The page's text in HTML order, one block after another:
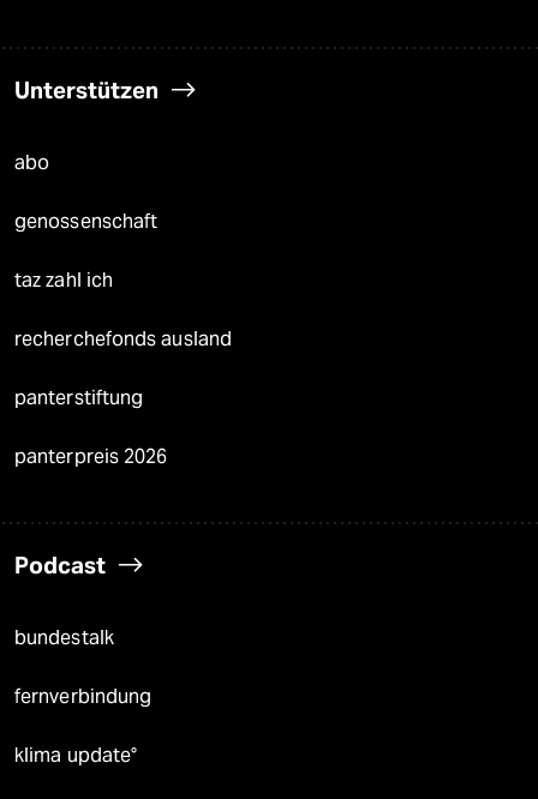
Unterstützen
abo
genossenschaft
taz zahl ich
recherchefonds ausland
panterstiftung
panterpreis 2026
Podcast
bundestalk
fernverbindung
klima update°